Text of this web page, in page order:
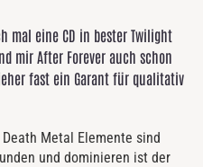
mal eine CD in bester Twilight
mir After Forever auch schon
fast ein Garant für qualitativ
Metal Elemente sind
und dominieren ist der